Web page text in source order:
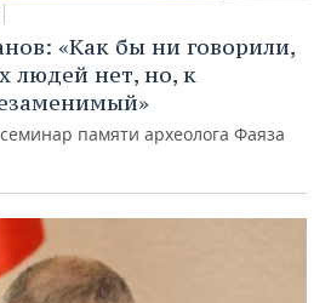
«Как бы ни говорили,
людей нет, но, к
памяти археолога Фаяза